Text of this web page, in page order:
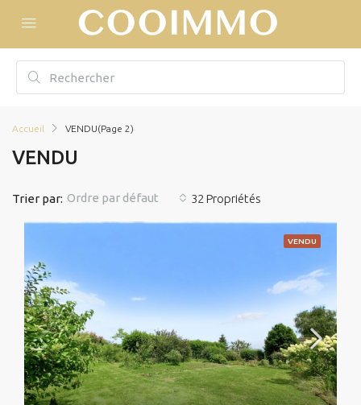
Accueil VENDU(Page 2)
VENDU
32 Propriétés
Trier par: Ordre par défaut
VENDU